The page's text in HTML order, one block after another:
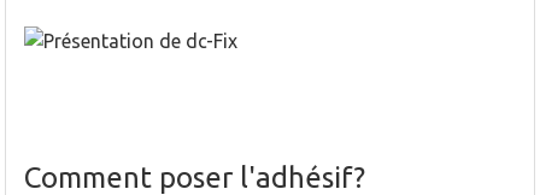
Comment poser l'adhésif?